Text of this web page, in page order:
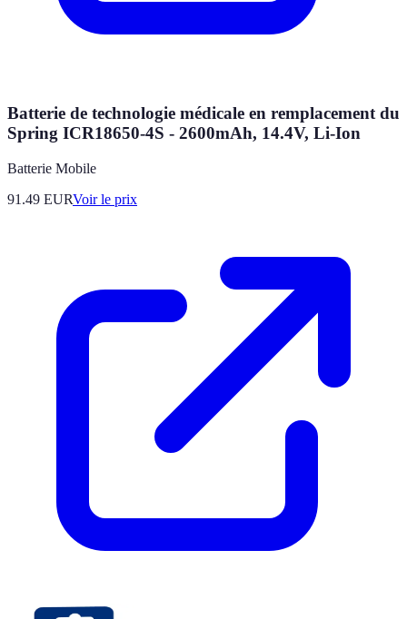
Batterie de technologie médicale en remplacement du
Spring ICR18650-4S - 2600mAh, 14.4V, Li-Ion
Batterie Mobile
91.49 EURVoir le prix